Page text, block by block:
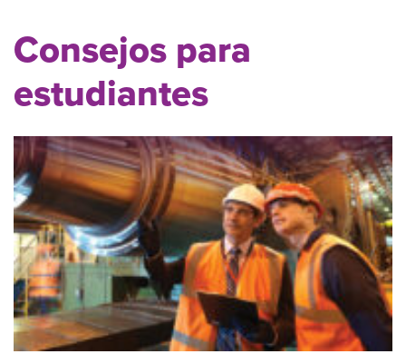
Consejos para
estudiantes